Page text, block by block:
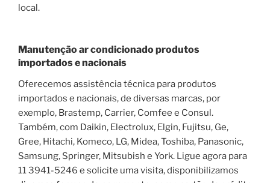
local.
Manutenção ar condicionado produtos
importados e nacionais
Oferecemos assistência técnica para produtos
importados e nacionais, de diversas marcas, por
exemplo, Brastemp, Carrier, Comfee e Consul.
Também, com Daikin, Electrolux, Elgin, Fujitsu, Ge,
Gree, Hitachi, Komeco, LG, Midea, Toshiba, Panasonic,
Samsung, Springer, Mitsubish e York. Ligue agora para
11 3941-5246 e solicite uma visita, disponibilizamos